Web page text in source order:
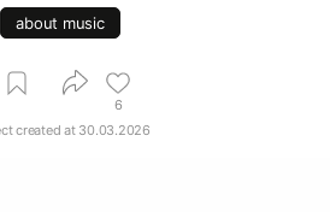
about music
6
created at 30.03.2026